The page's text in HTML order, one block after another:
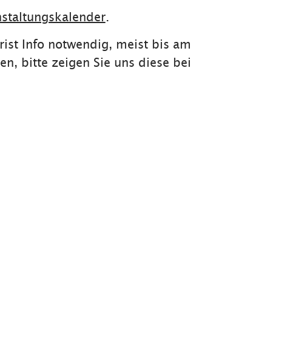
.
Info notwendig, meist bis am
bitte zeigen Sie uns diese bei